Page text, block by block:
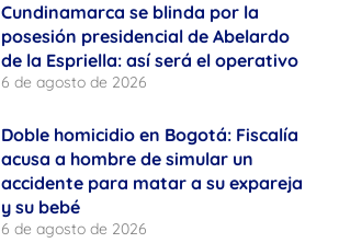
Cundinamarca se blinda por la
posesión presidencial de Abelardo
de la Espriella: así será el operativo
6 de agosto de 2026
Doble homicidio en Bogotá: Fiscalía
acusa a hombre de simular un
accidente para matar a su expareja
y su bebé
6 de agosto de 2026